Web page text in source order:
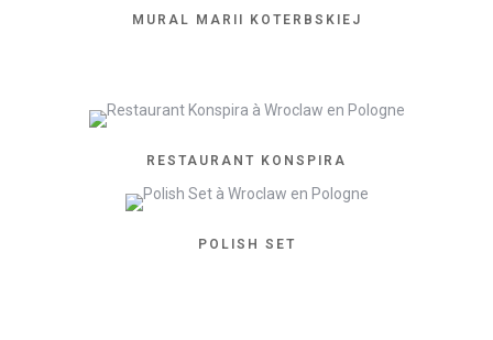
MURAL MARII KOTERBSKIEJ
RESTAURANT KONSPIRA
POLISH SET